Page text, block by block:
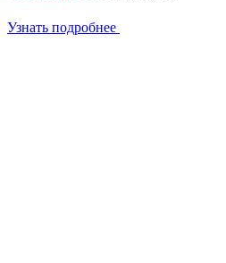
Узнать подробнее